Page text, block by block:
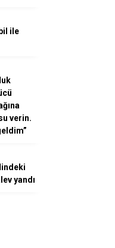
ile
verin.
yandı